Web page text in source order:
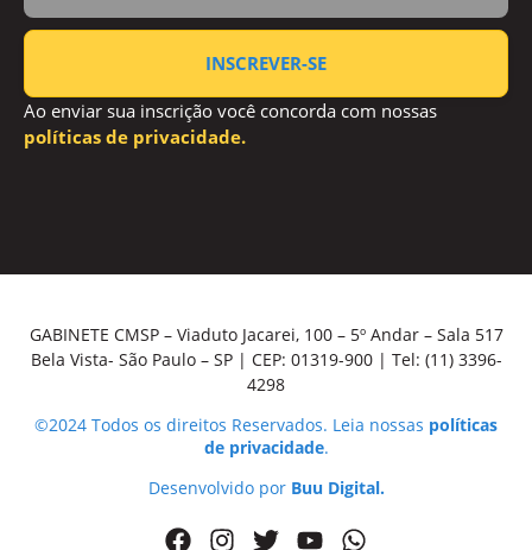
INSCREVER-SE
Ao enviar sua inscrição você concorda com nossas
políticas de privacidade.
GABINETE CMSP – Viaduto Jacarei, 100 – 5º Andar – Sala 517
Bela Vista- São Paulo – SP | CEP: 01319-900 | Tel: (11) 3396-
4298
©2024 Todos os direitos Reservados. Leia nossas políticas
de privacidade.
Desenvolvido por Buu Digital.